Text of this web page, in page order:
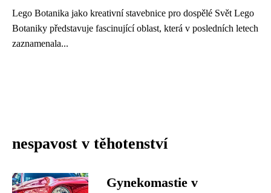
Lego Botanika jako kreativní stavebnice pro dospělé Svět Lego
Botaniky představuje fascinující oblast, která v posledních letech
zaznamenala...
nespavost v těhotenství
Gynekomastie v